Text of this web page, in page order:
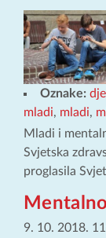
Oznake:
mladi, mladi,
Mladi i
Svjetska
proglasila
9. 10. 2018.